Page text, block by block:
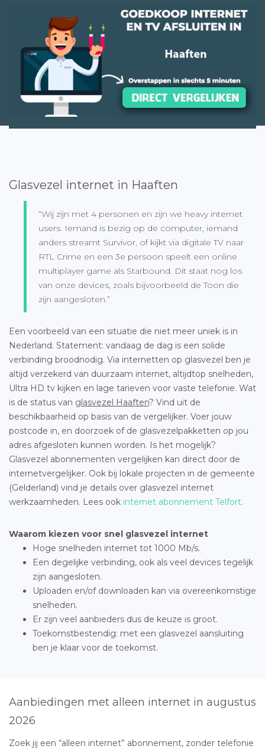
Glasvezel internet in Haaften
“Wij zijn met 4 personen en zijn we heavy internet
users. Iemand is bezig op de computer, iemand
anders streamt Survivor, of kijkt via digitale TV naar
RTL Crime en een 3e persoon speelt een online
multiplayer game als Starbound. Dit staat nog los
van onze devices, zoals bijvoorbeeld de Toon die
zijn aangesloten.”
Een voorbeeld van een situatie die niet meer uniek is in
Nederland. Statement: vandaag de dag is een solide
verbinding broodnodig. Via internetten op glasvezel ben je
altijd verzekerd van duurzaam internet, altijdtop snelheden,
Ultra HD tv kijken en lage tarieven voor vaste telefonie. Wat
is de status van glasvezel Haaften? Vind uit de
beschikbaarheid op basis van de vergelijker. Voer jouw
postcode in, en doorzoek of de glasvezelpakketten op jou
adres afgesloten kunnen worden. Is het mogelijk?
Glasvezel abonnementen vergelijken kan direct door de
internetvergelijker. Ook bij lokale projecten in de gemeente
(Gelderland) vind je details over glasvezel internet
werkzaamheden. Lees ook internet abonnement Telfort.
Waarom kiezen voor snel glasvezel internet
Hoge snelheden internet tot 1000 Mb/s.
Een degelijke verbinding, ook als veel devices tegelijk
zijn aangesloten.
Uploaden en/of downloaden kan via overeenkomstige
snelheden.
Er zijn veel aanbieders dus de keuze is groot.
Toekomstbestendig: met een glasvezel aansluiting
ben je klaar voor de toekomst.
Aanbiedingen met alleen internet in augustus
2026
Zoek jij een “alleen internet” abonnement, zonder telefonie